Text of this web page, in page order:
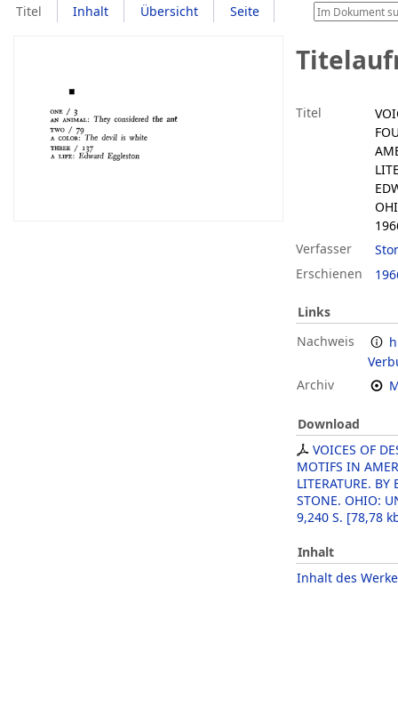
Titel Inhalt Übersicht Seite
Titel
Verfasser
Erschienen
Links
Nachweis
Archiv
Download
VOICES OF
MOTIFS IN
LITERATURE. BY
STONE. OHIO:
9,240 S. [78,78
Inhalt
Inhalt des